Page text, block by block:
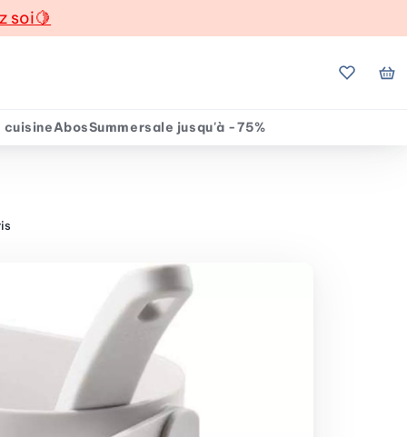
soi🍋
Mes
cuisineAbosSummersale jusqu'à -75%